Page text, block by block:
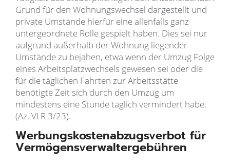
Grund für den Wohnungswechsel dargestellt und
private Umstände hierfür eine allenfalls ganz
untergeordnete Rolle gespielt haben. Dies sei nur
aufgrund außerhalb der Wohnung liegender
Umstände zu bejahen, etwa wenn der Umzug Folge
eines Arbeitsplatzwechsels gewesen sei oder die
für die täglichen Fahrten zur Arbeitsstätte
benötigte Zeit sich durch den Umzug um
mindestens eine Stunde täglich vermindert habe.
(Az. VI R 3/23).
Werbungskostenabzugsverbot für
Vermögensverwaltergebühren